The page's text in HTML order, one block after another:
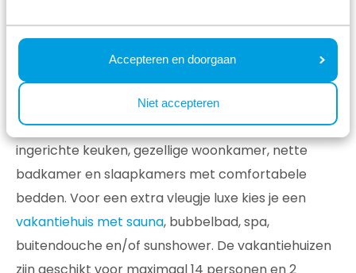
Accepteren en doorgaan
Niet accepteren
Vakantie in luxe
Wij geven een Résidence de betekenis van 'luxe
vakantieverblijf', en dat zie je terug in onze huizen.
Je verblijft in een vakantiehuis met een volledig
ingerichte keuken, gezellige woonkamer, nette
badkamer en slaapkamers met comfortabele
bedden. Voor een extra vleugje luxe kies je een
vakantiehuis met sauna, bubbelbad, spa,
buitendouche en/of sunshower. De vakantiehuizen